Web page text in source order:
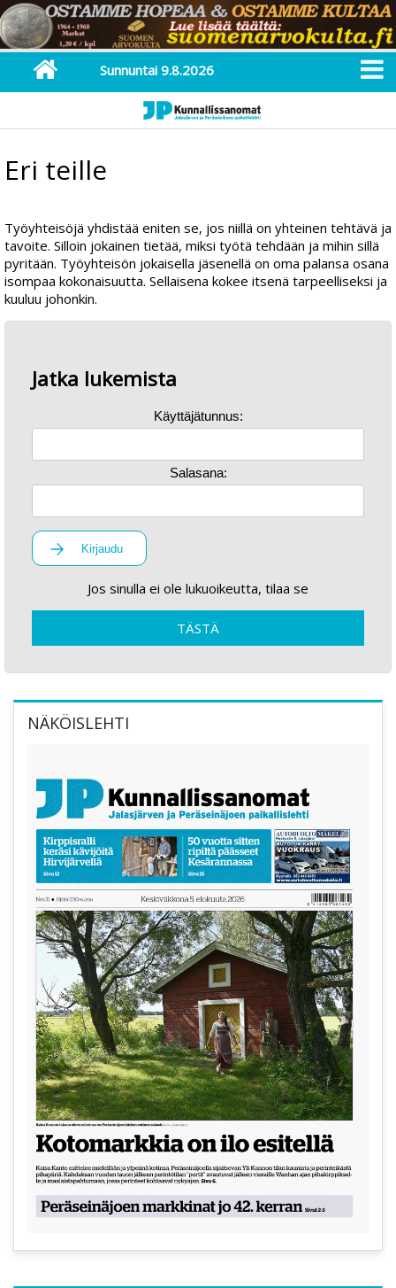
Sunnuntai 9.8.2026
Eri teille
Työyhteisöjä yhdistää eniten se, jos niillä on yhteinen tehtävä ja
tavoite. Silloin jokainen tietää, miksi työtä tehdään ja mihin sillä
pyritään. Työyhteisön jokaisella jäsenellä on oma palansa osana
isompaa kokonaisuutta. Sellaisena kokee itsenä tarpeelliseksi ja
kuuluu johonkin.
Jatka lukemista
Käyttäjätunnus:
Salasana:
Kirjaudu
Jos sinulla ei ole lukuoikeutta, tilaa se
TÄSTÄ
NÄKÖISLEHTI